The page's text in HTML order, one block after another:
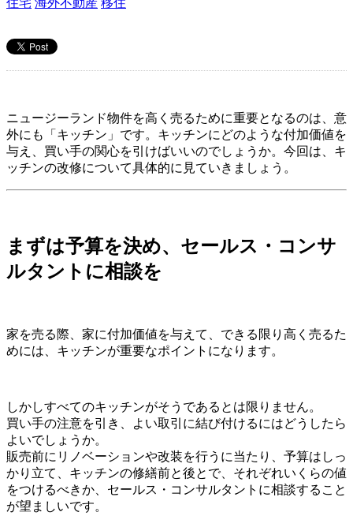
ニュージーランド物件を高く売るために重要となるのは、意
外にも「キッチン」です。キッチンにどのような付加価値を
与え、買い手の関心を引けばいいのでしょうか。今回は、キ
ッチンの改修について具体的に見ていきましょう。
まずは予算を決め、セールス・コンサ
ルタントに相談を
家を売る際、家に付加価値を与えて、できる限り高く売るた
めには、キッチンが重要なポイントになります。
しかしすべてのキッチンがそうであるとは限りません。
買い手の注意を引き、よい取引に結び付けるにはどうしたら
よいでしょうか。
販売前にリノベーションや改装を行うに当たり、予算はしっ
かり立て、キッチンの修繕前と後とで、それぞれいくらの値
をつけるべきか、セールス・コンサルタントに相談すること
が望ましいです。